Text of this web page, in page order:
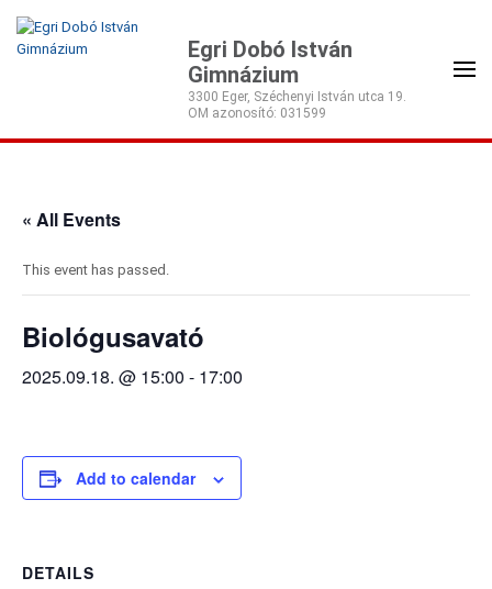
Egri Dobó István
Gimnázium
3300 Eger, Széchenyi István utca 19.
« All Events
This event has passed.
Biológusavató
2025.09.18. @ 15:00 - 17:00
Add to calendar
DETAILS